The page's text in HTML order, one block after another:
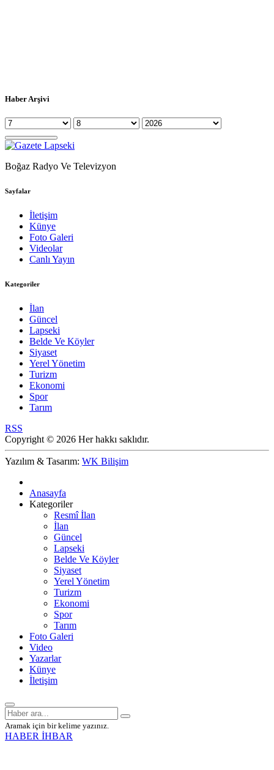
Haber Arşivi
Boğaz Radyo Ve Televizyon
Sayfalar
İletişim
Künye
Foto Galeri
Videolar
Canlı Yayın
Kategoriler
İlan
Güncel
Lapseki
Belde Ve Köyler
Siyaset
Yerel Yönetim
Turizm
Ekonomi
Spor
Tarım
RSS
Copyright © 2026 Her hakkı saklıdır.
Yazılım & Tasarım: WK Bilişim
Anasayfa
Kategoriler
Resmî İlan
İlan
Güncel
Lapseki
Belde Ve Köyler
Siyaset
Yerel Yönetim
Turizm
Ekonomi
Spor
Tarım
Foto Galeri
Video
Yazarlar
Künye
İletişim
Aramak için bir kelime yazınız.
HABER İHBAR